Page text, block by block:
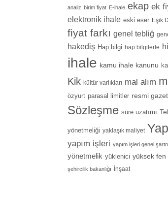
analiz birim fiyat E-ihale ekap ek
elektronik ihale eski eser Eşik
fiyat farkı genel tebliğ
hakediş Hap bilgi hap bilgilerle
ihale kamu ihale kanunu
Kik kültür varlıkları mal alım
özyurt parasal limitler resmi
Sözleşme süre uzatımı
yönetmeliği yaklaşık maliyet
yapım işleri yapım işleri genel
yönetmelik yüklenici yüksek fen
şehircilik bakanlığı İnşaat